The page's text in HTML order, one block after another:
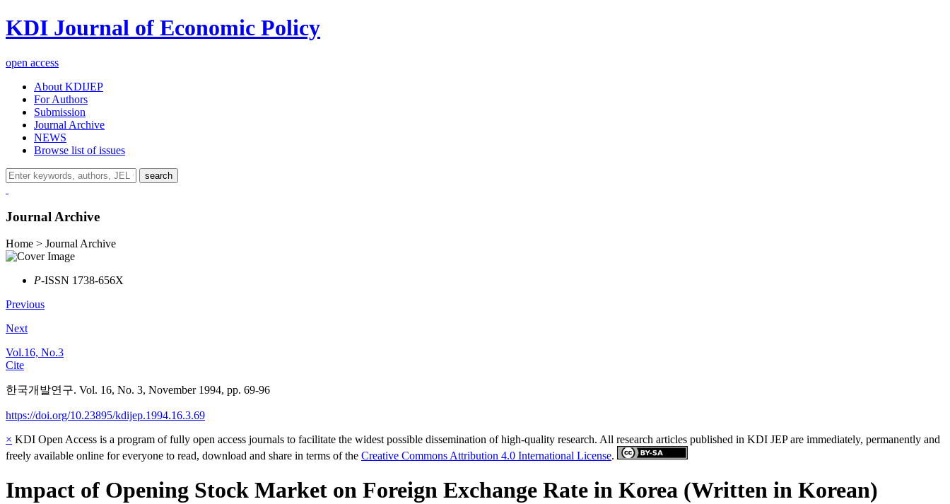
KDI Journal of Economic Policy
open access
About KDIJEP
For Authors
Submission
Journal Archive
NEWS
Browse list of issues
search
Journal Archive
Home > Journal Archive
P-ISSN 1738-656X
Previous
Next
Vol.16, No.3
Cite
한국개발연구. Vol. 16, No. 3, November 1994, pp. 69-96
https://doi.org/10.23895/kdijep.1994.16.3.69
× KDI Open Access is a program of fully open access journals to facilitate the widest possible dissemination of high-quality research. All research articles published in KDI JEP are immediately, permanently and
freely available online for everyone to read, download and share in terms of the Creative Commons Attribution 4.0 International License.
Impact of Opening Stock Market on Foreign Exchange Rate in Korea (Written in Korean)